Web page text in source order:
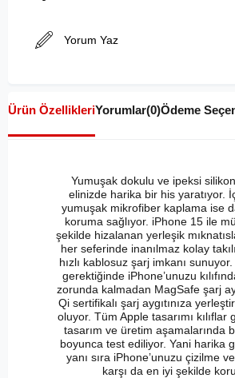
Yorum Yaz
Ürün ÖzellikleriYorumlar(0)Ödeme
Yumuşak dokulu ve ipeksi
elinizde harika bir his yaratıyor.
yumuşak mikrofiber kaplama ise
koruma sağlıyor. iPhone 15 ile
şekilde hizalanan yerleşik
her seferinde inanılmaz kolay
hızlı kablosuz şarj imkanı
gerektiğinde iPhone’unuzu
zorunda kalmadan MagSafe şarj
Qi sertifikalı şarj aygıtınıza
oluyor. Tüm Apple tasarımı kılıflar
tasarım ve üretim aşamalarında
boyunca test ediliyor. Yani harika
yanı sıra iPhone’unuzu çizilme
karşı da en iyi şekilde